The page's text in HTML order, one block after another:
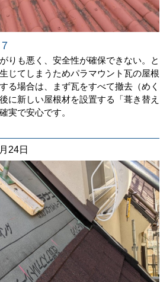
りも悪く、安全性が確保できない。と
じてしまうためパラマウント瓦の屋根
る場合は、まず瓦をすべて撤去（めく
に新しい屋根材を設置する「葺き替え
実で安心です。
24日